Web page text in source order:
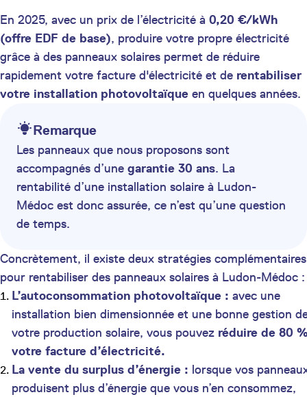
En 2025, avec un prix de l’électricité à 0,20 €/kWh
(offre EDF de base), produire votre propre électricité
grâce à des panneaux solaires permet de réduire
rapidement votre facture d'électricité et de rentabiliser
votre installation photovoltaïque en quelques années.
Remarque
Les panneaux que nous proposons sont
accompagnés d’une garantie 30 ans. La
rentabilité d’une installation solaire à Ludon-
Médoc est donc assurée, ce n’est qu’une question
de temps.
Concrètement, il existe deux stratégies complémentaires
pour rentabiliser des panneaux solaires à Ludon-Médoc :
L’autoconsommation photovoltaïque : avec une
installation bien dimensionnée et une bonne gestion
votre production solaire, vous pouvez réduire de 80
votre facture d’électricité.
La vente du surplus d’énergie : lorsque vos
produisent plus d’énergie que vous n’en consommez,